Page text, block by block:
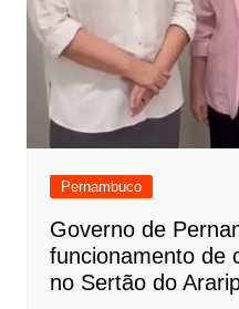
Pernambuco
Governo de
funcionamento de
no Sertão do